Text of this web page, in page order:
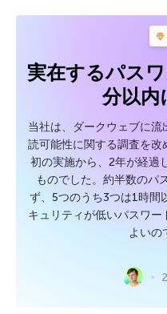
実在するパス
分以内
当社は、ダークウェブに
読可能性に関する調査を
初の実施から、2年が経過
ものでした。約半数のパ
ず、5つのうち3つは1時間
キュリティが低いパスワ
よいの